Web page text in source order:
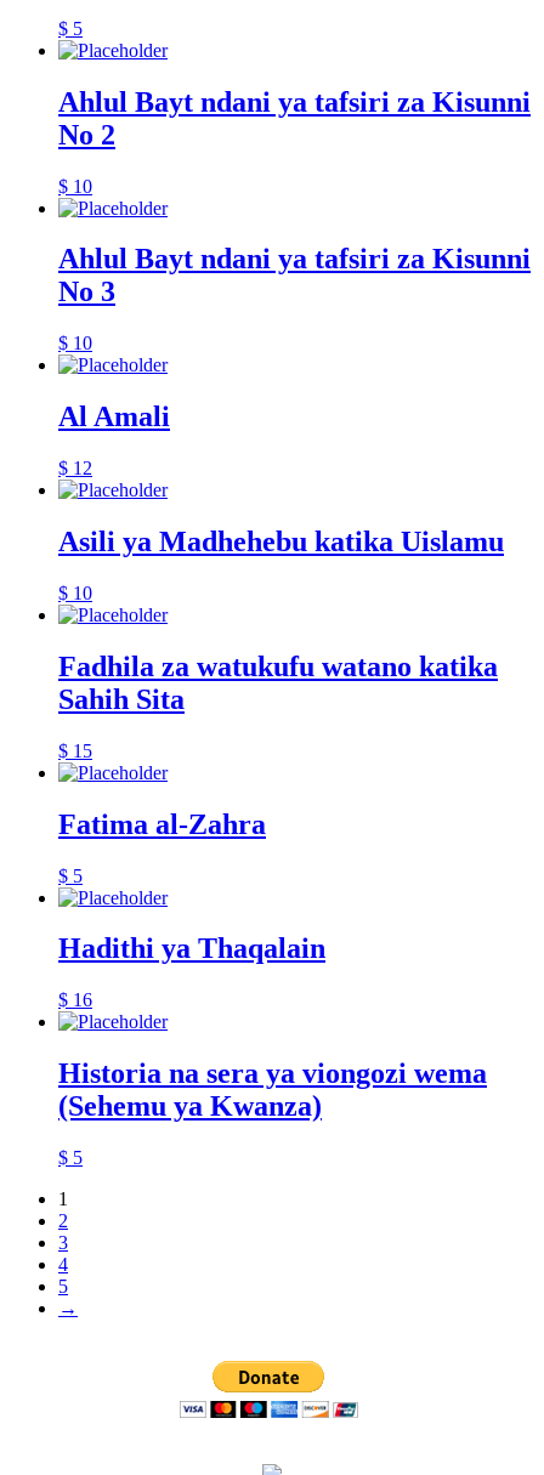
$ 5
Ahlul Bayt ndani ya tafsiri za Kisunni
No 2
$ 10
Ahlul Bayt ndani ya tafsiri za Kisunni
No 3
$ 10
Al Amali
$ 12
Asili ya Madhehebu katika Uislamu
$ 10
Fadhila za watukufu watano katika
Sahih Sita
$ 15
Fatima al-Zahra
$ 5
Hadithi ya Thaqalain
$ 16
Historia na sera ya viongozi wema
(Sehemu ya Kwanza)
$ 5
1
2
3
4
5
→